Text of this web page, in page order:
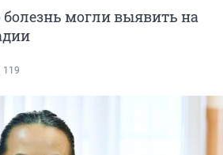
болезнь могли выявить на
119